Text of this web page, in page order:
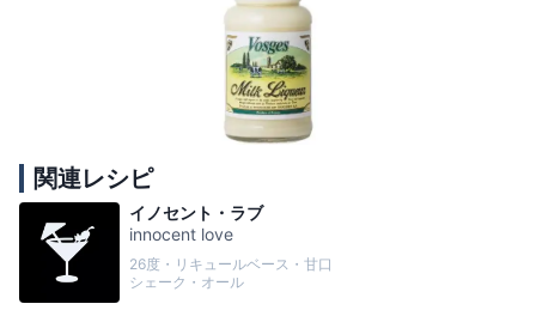
関連レシピ
イノセント・ラブ
innocent love
26度・リキュールベース・甘口
シェーク・オール